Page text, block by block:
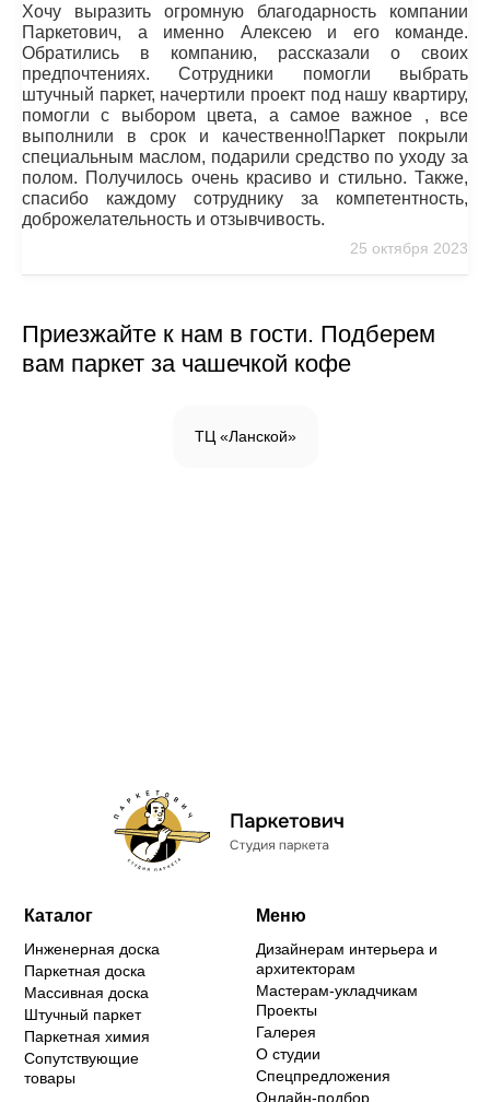
Хочу выразить огромную благодарность компании
Паркетович, а именно Алексею и его команде.
Обратились в компанию, рассказали о своих
предпочтениях. Сотрудники помогли выбрать
штучный паркет, начертили проект под нашу квартиру,
помогли с выбором цвета, а самое важное , все
выполнили в срок и качественно!Паркет покрыли
специальным маслом, подарили средство по уходу за
полом. Получилось очень красиво и стильно. Также,
спасибо каждому сотруднику за компетентность,
доброжелательность и отзывчивость.
25 октября 2023
Приезжайте к нам в гости. Подберем
вам паркет за чашечкой кофе
ТЦ «Ланской»
Каталог
Инженерная доска
Паркетная доска
Массивная доска
Штучный паркет
Паркетная химия
Сопутствующие
товары
Меню
Дизайнерам интерьера и
архитекторам
Мастерам-укладчикам
Проекты
Галерея
О студии
Спецпредложения
Онлайн-подбор